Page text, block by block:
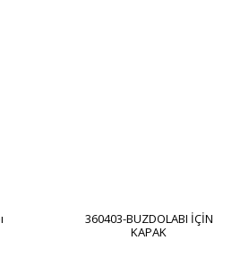
360403-BUZDOLABI İÇİN
KAPAK